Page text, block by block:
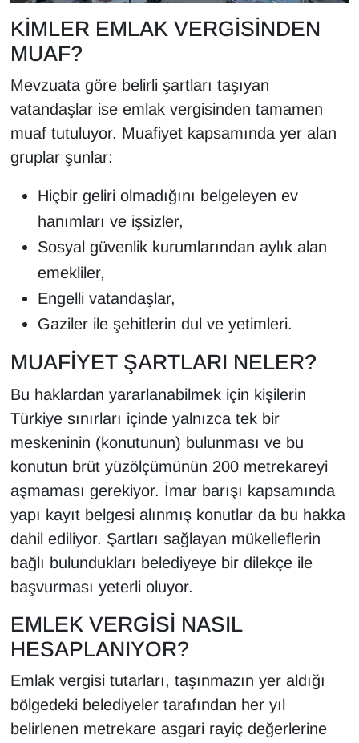
KİMLER EMLAK VERGİSİNDEN
MUAF?
Mevzuata göre belirli şartları taşıyan
vatandaşlar ise emlak vergisinden tamamen
muaf tutuluyor. Muafiyet kapsamında yer alan
gruplar şunlar:
Hiçbir geliri olmadığını belgeleyen ev
hanımları ve işsizler,
Sosyal güvenlik kurumlarından aylık alan
emekliler,
Engelli vatandaşlar,
Gaziler ile şehitlerin dul ve yetimleri.
MUAFİYET ŞARTLARI NELER?
Bu haklardan yararlanabilmek için kişilerin
Türkiye sınırları içinde yalnızca tek bir
meskeninin (konutunun) bulunması ve bu
konutun brüt yüzölçümünün 200 metrekareyi
aşmaması gerekiyor. İmar barışı kapsamında
yapı kayıt belgesi alınmış konutlar da bu hakka
dahil ediliyor. Şartları sağlayan mükelleflerin
bağlı bulundukları belediyeye bir dilekçe ile
başvurması yeterli oluyor.
EMLEK VERGİSİ NASIL
HESAPLANIYOR?
Emlak vergisi tutarları, taşınmazın yer aldığı
bölgedeki belediyeler tarafından her yıl
belirlenen metrekare asgari rayiç değerlerine